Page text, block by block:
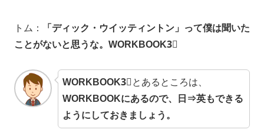
トム：
「ディック・ウイッティントン」って僕は聞いた
ことがないと思うな。WORKBOOK3⃣
WORKBOOK3⃣ とあるところは、
WORKBOOKにあるので、日⇒英もできる
ようにしておきましょう。